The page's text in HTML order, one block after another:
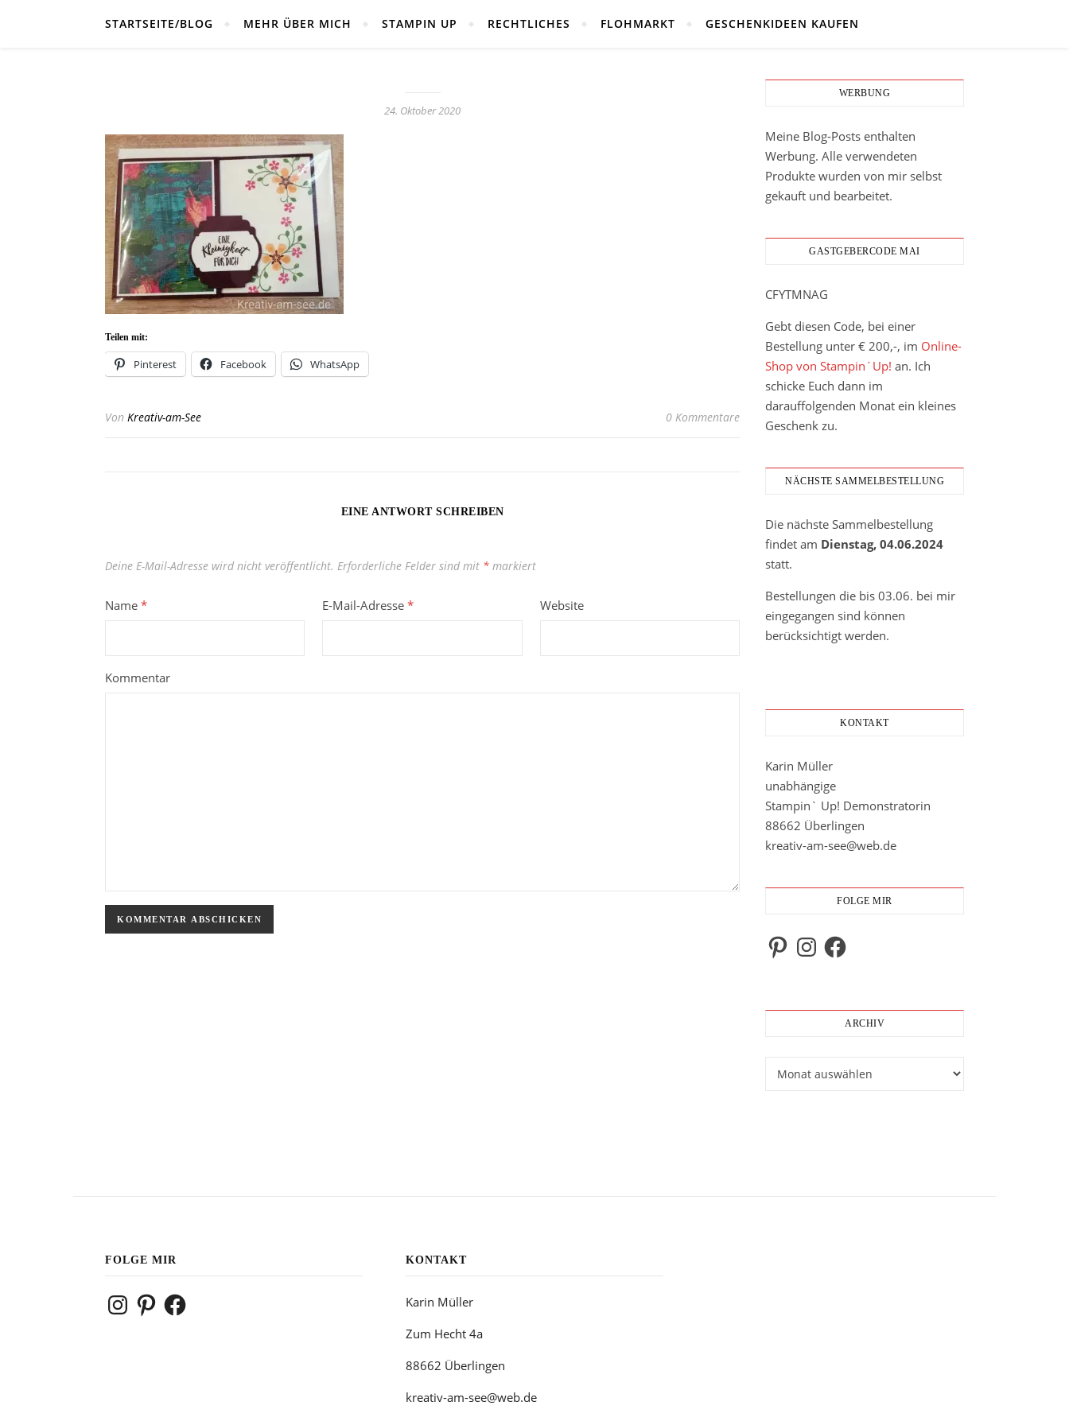
STARTSEITE/BLOG MEHR ÜBER MICH STAMPIN UP RECHTLICHES FLOHMARKT GESCHENKIDEEN KAUFEN
24. Oktober 2020
Teilen mit:
Pinterest Facebook WhatsApp
Von Kreativ-am-See 0 Kommentare
EINE ANTWORT SCHREIBEN
Deine E-Mail-Adresse wird nicht veröffentlicht. Erforderliche Felder sind mit * markiert
Name * E-Mail-Adresse* Website
Kommentar
WERBUNG
Meine Blog-Posts enthalten
Werbung. Alle verwendeten
Produkte wurden von mir selbst
gekauft und bearbeitet.
GASTGEBERCODE MAI
CFYTMNAG
Gebt diesen Code, bei einer
Bestellung unter € 200,-, im Online-
Shop von Stampin´Up! an. Ich
schicke Euch dann im
darauffolgenden Monat ein kleines
Geschenk zu.
NÄCHSTE SAMMELBESTELLUNG
Die nächste Sammelbestellung
findet am Dienstag, 04.06.2024
statt.
Bestellungen die bis 03.06. bei mir
eingegangen sind können
berücksichtigt werden.
KONTAKT
Karin Müller
unabhängige
Stampin` Up! Demonstratorin
88662 Überlingen
kreativ-am-see@web.de
FOLGE MIR
PinterestInstagramFacebook
ARCHIV
FOLGE MIR
InstagramPinterestFacebook
KONTAKT
Karin Müller
Zum Hecht 4a
88662 Überlingen
kreativ-am-see@web.de